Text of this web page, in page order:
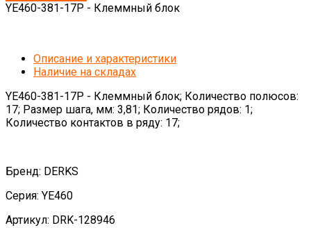
YE460-381-17P - Клеммный блок
Описание и характеристики
Наличие на складах
YE460-381-17P - Клеммный блок; Количество полюсов:
17; Размер шага, мм: 3,81; Количество рядов: 1;
Количество контактов в ряду: 17;
Бренд: DERKS
Серия: YE460
Артикул: DRK-128946